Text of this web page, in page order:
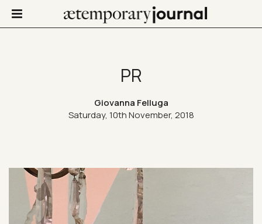
Not Only Design
Contacts
PR
Giovanna Felluga
Saturday, 10th November, 2018